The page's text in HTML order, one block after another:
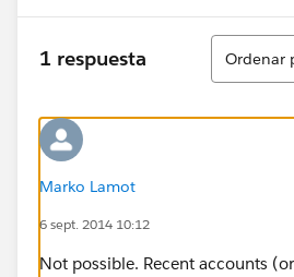
1 respuesta
Ordenar
Ordenar
Marko Lamot
6 sept. 2014 10:12
Not possible. Recent accounts